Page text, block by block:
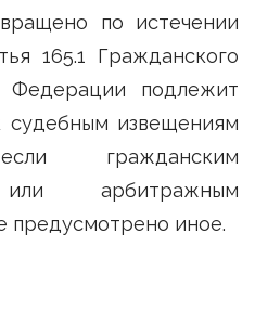
по истечении
165.1 Гражданского
Федерации подлежит
извещениям
гражданским
или арбитражным
предусмотрено иное.